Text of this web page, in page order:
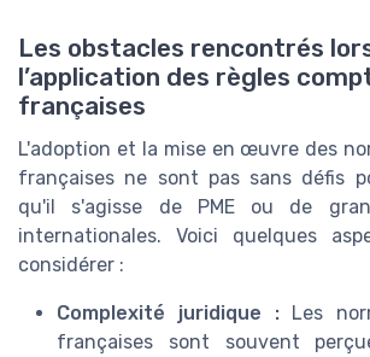
Les obstacles rencontrés
l’application des règles
françaises
L'adoption et la mise en œuvre des
françaises ne sont pas sans défis
qu'il s'agisse de PME ou de
internationales. Voici quelques
considérer :
Complexité juridique :Les
françaises sont souvent